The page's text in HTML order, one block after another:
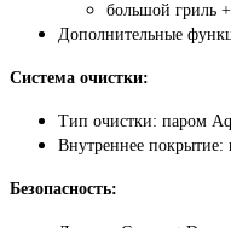
большой гриль
Дополнительные
Система очистки:
Тип очистки: паром
Внутреннее покрытие:
Безопасность: